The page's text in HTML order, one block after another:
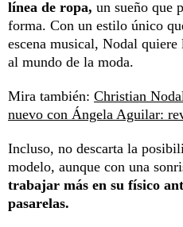
línea de ropa, un sueño que
forma. Con un estilo único
escena musical, Nodal
al mundo de la moda.
Mira también: Christian
nuevo con Ángela Aguilar:
Incluso, no descarta la
modelo, aunque con una
trabajar más en su físico
pasarelas.